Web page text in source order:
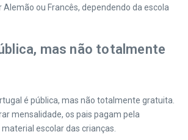
Alemão ou Francês, dependendo da escola
mas não totalmente
é pública, mas não totalmente gratuita.
mensalidade, os pais pagam pela
escolar das crianças.